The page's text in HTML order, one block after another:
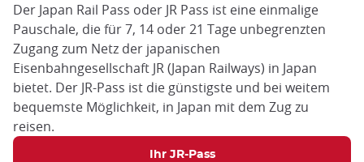
Der Japan Rail Pass oder JR Pass ist eine einmalige
Pauschale, die für 7, 14 oder 21 Tage unbegrenzten
Zugang zum Netz der japanischen
Eisenbahngesellschaft JR (Japan Railways) in Japan
bietet. Der JR-Pass ist die günstigste und bei weitem
bequemste Möglichkeit, in Japan mit dem Zug zu
reisen.
Ihr JR-Pass